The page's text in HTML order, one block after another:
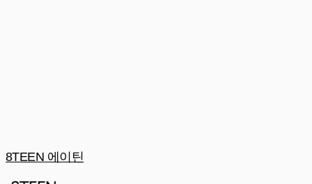
8TEEN 에이틴